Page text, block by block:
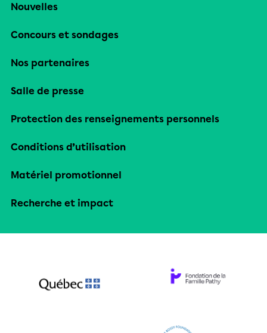
Nouvelles
Concours et sondages
Nos partenaires
Salle de presse
Protection des renseignements personnels
Conditions d’utilisation
Matériel promotionnel
Recherche et impact